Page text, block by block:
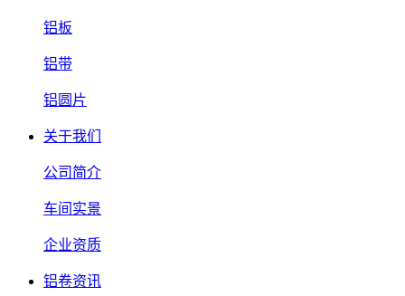
铝板
铝带
铝圆片
关于我们
公司简介
车间实景
企业资质
铝卷资讯